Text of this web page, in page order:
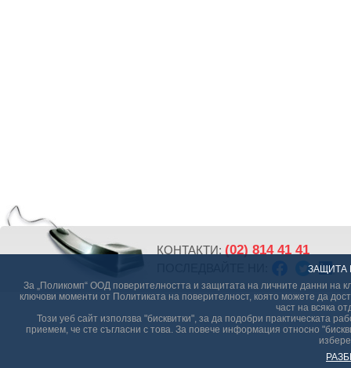
ЗАЩИТА
За „Поликомп“ ООД поверителността и защитата на личните данни на
ключови моменти от Политиката на поверителност, която можете да
част на всяка
Този уеб сайт използва "бисквитки", за да подобри практическата
приемем, че сте съгласни с това. За повече информация относно
КОНТАКТИ: (02) 814 41 41